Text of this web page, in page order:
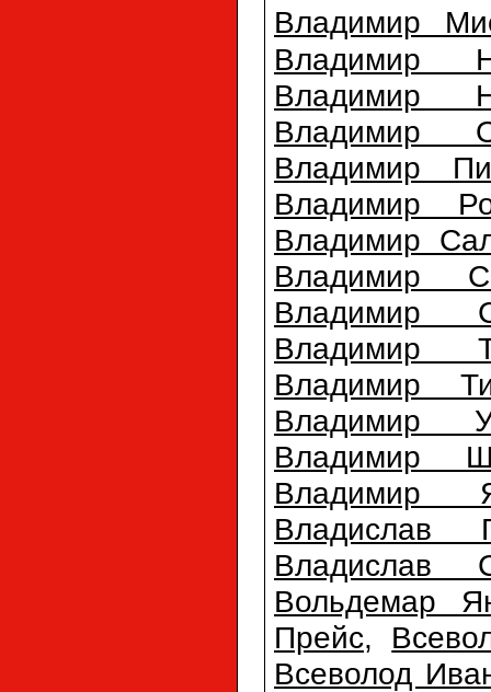
Владимир
Владимир
Владимир
Владимир
Владимир
Владимир
Владимир
Владимир
Владимир
Владимир
Владимир
Владимир
Владимир
Владимир
Владислав
Владислав
Вольдемар
Прейс,
Всеволод